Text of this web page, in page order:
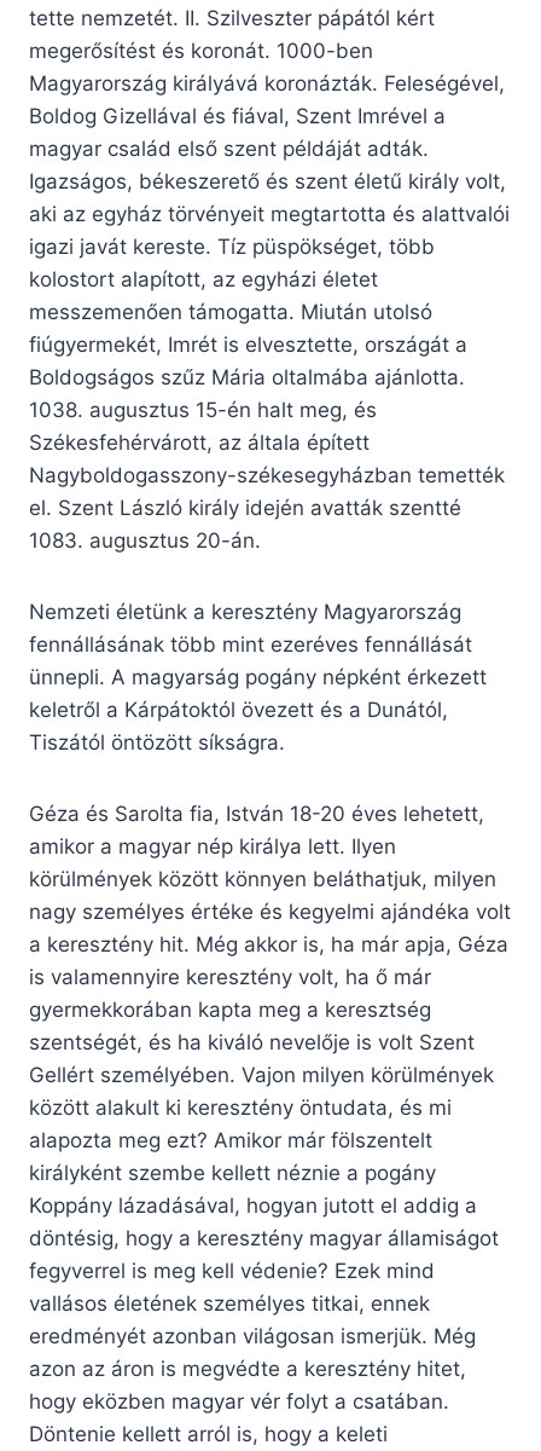
tette nemzetét. II. Szilveszter pápától kért
megerősítést és koronát. 1000-ben
Magyarország királyává koronázták. Feleségével,
Boldog Gizellával és fiával, Szent Imrével a
magyar család első szent példáját adták.
Igazságos, békeszerető és szent életű király volt,
aki az egyház törvényeit megtartotta és alattvalói
igazi javát kereste. Tíz püspökséget, több
kolostort alapított, az egyházi életet
messzemenően támogatta. Miután utolsó
fiúgyermekét, Imrét is elvesztette, országát a
Boldogságos szűz Mária oltalmába ajánlotta.
1038. augusztus 15-én halt meg, és
Székesfehérvárott, az általa épített
Nagyboldogasszony-székesegyházban temették
el. Szent László király idején avatták szentté
1083. augusztus 20-án.
Nemzeti életünk a keresztény Magyarország
fennállásának több mint ezeréves fennállását
ünnepli. A magyarság pogány népként érkezett
keletről a Kárpátoktól övezett és a Dunától,
Tiszától öntözött síkságra.
Géza és Sarolta fia, István 18-20 éves lehetett,
amikor a magyar nép királya lett. Ilyen
körülmények között könnyen beláthatjuk, milyen
nagy személyes értéke és kegyelmi ajándéka volt
a keresztény hit. Még akkor is, ha már apja, Géza
is valamennyire keresztény volt, ha ő már
gyermekkorában kapta meg a keresztség
szentségét, és ha kiváló nevelője is volt Szent
Gellért személyében. Vajon milyen körülmények
között alakult ki keresztény öntudata, és mi
alapozta meg ezt? Amikor már fölszentelt
királyként szembe kellett néznie a pogány
Koppány lázadásával, hogyan jutott el addig a
döntésig, hogy a keresztény magyar államiságot
fegyverrel is meg kell védenie? Ezek mind
vallásos életének személyes titkai, ennek
eredményét azonban világosan ismerjük. Még
azon az áron is megvédte a keresztény hitet,
hogy eközben magyar vér folyt a csatában.
Döntenie kellett arról is, hogy a keleti